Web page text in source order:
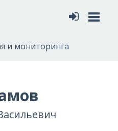
и мониторинга